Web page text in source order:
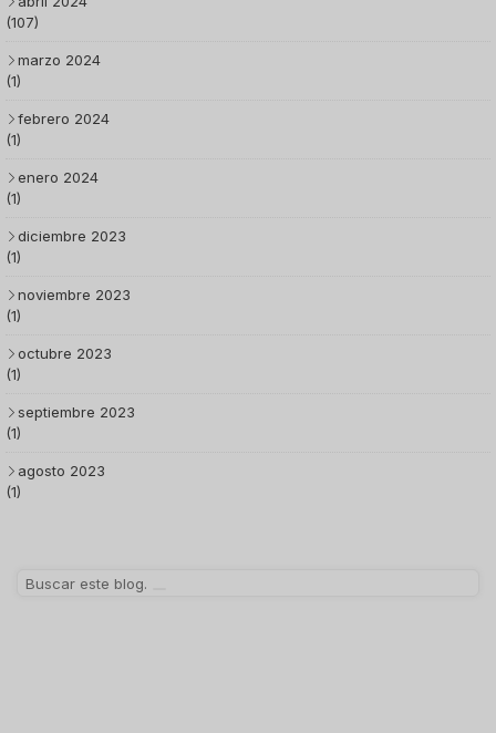
(107)
marzo 2024
(1)
febrero 2024
(1)
enero 2024
(1)
diciembre 2023
(1)
noviembre 2023
(1)
octubre 2023
(1)
septiembre 2023
(1)
agosto 2023
(1)